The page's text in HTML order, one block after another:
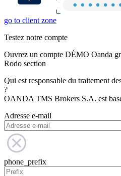
go to client zone
Testez notre compte
Ouvrez un compte DÉMO Oanda
Rodo section
Qui est responsable du traitement
?
OANDA TMS Brokers S.A. est
Adresse e-mail
phone_prefix